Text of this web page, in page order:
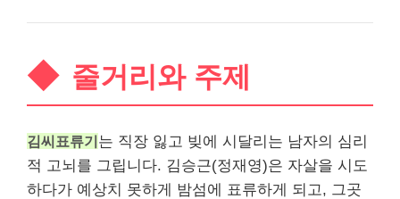
줄거리와 주제
김씨표류기는 직장 잃고 빚에 시달리는 남자의 심리
적 고뇌를 그립니다. 김승근(정재영)은 자살을 시도
하다가 예상치 못하게 밤섬에 표류하게 되고, 그곳